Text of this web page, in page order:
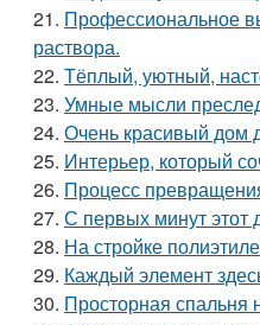
21. Профессиональное
раствора.
22. Тёплый, уютный,
23. Умные мысли
24. Очень красивый дом
25. Интерьер, который
26. Процесс
27. С первых минут этот
28. На стройке
29. Каждый элемент
30. Просторная спальня